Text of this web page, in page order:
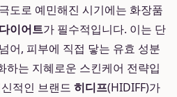
도로 예민해진 시기에는 화장품
이어트가 필수적입니다. 이는 단
어, 피부에 직접 닿는 유효 성분
하는 지혜로운 스킨케어 전략입
적인 브랜드 히디프(HIDIFF)가